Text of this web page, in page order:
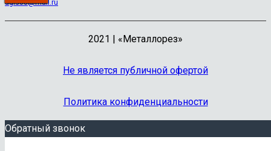
ugis08@mail.ru
2021 | «Металлорез»
Не является публичной офертой
Политика конфиденциальности
Обратный звонок